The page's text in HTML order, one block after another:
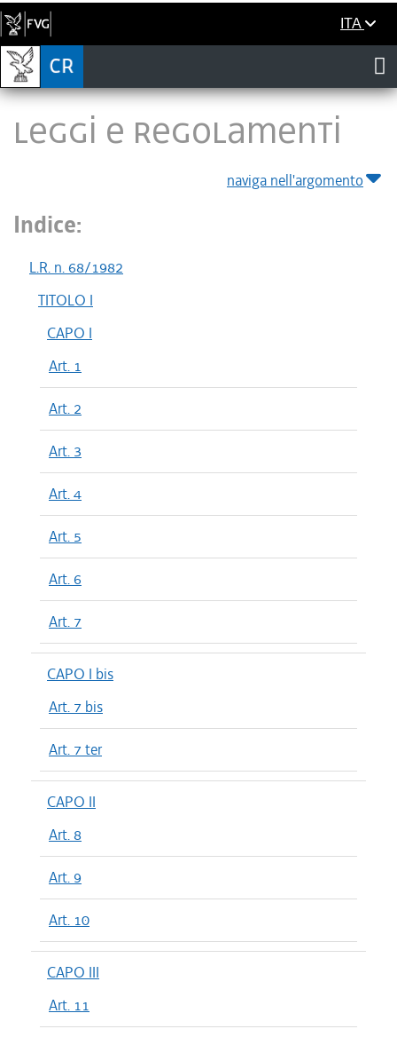
ITA
LEGGI E REGOLAMENTI
naviga nell'argomento
Indice:
L.R. n. 68/1982
TITOLO I
CAPO I
Art. 1
Art. 2
Art. 3
Art. 4
Art. 5
Art. 6
Art. 7
CAPO I bis
Art. 7 bis
Art. 7 ter
CAPO II
Art. 8
Art. 9
Art. 10
CAPO III
Art. 11